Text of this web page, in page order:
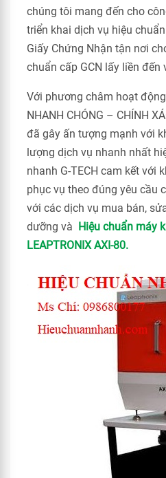
chúng tôi mang đến cho
triển khai dịch vụ hiệu
Giấy Chứng Nhận tận nơi
chuẩn cấp GCN lấy liền đến
Với phương châm hoạt
NHANH CHÓNG – CHÍNH
đã gây ấn tượng mạnh với
lượng dịch vụ nhanh nhất
nhanh G-TECH cam kết với
phục vụ theo đúng yêu cầu
với các dịch vụ mua bán,
dưỡng và Hiệu chuẩn máy
LEAPTRONIX AXI-80.